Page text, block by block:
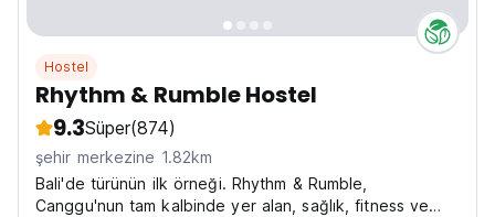
Hostel
Rhythm & Rumble Hostel
9.3Süper(874)
şehir merkezine 1.82km
Bali'de türünün ilk örneği. Rhythm & Rumble,
Canggu'nun tam kalbinde yer alan, sağlık, fitness ve